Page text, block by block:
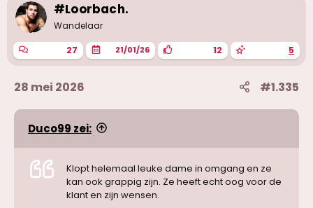
#Loorbach.
Wandelaar
27 21/01/26 12 5
28 mei 2026 #1.335
Duco99 zei:
Klopt helemaal leuke dame in omgang en ze
kan ook grappig zijn. Ze heeft echt oog voor de
klant en zijn wensen.